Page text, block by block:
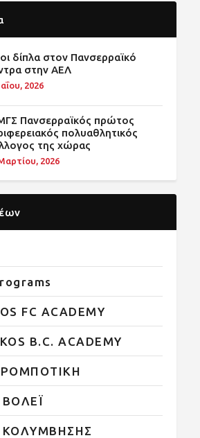
δίπλα στον Πανσερραϊκό
στην ΑΕΛ
2026
Πανσερραϊκός πρώτος
πολυαθλητικός
της χώρας
2026
FC ACADEMY
B.C. ACADEMY